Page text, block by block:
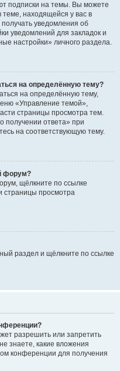
подписки на темы. Вы можете
теме, находящейся у вас в
уведомления об
уведомлений для закладок и
настройки» личного раздела.
на определённую тему?
на определённую тему,
«Управление темой»,
страницы просмотра тем.
получении ответа» при
на соответствующую тему.
форум?
щёлкните по ссылке
страницы просмотра
раздел и щёлкните по ссылке
разрешить или запретить
знаете, какие вложения
конференции для получения